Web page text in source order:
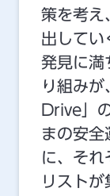
策を考え
出してい
発見に満
り組み
Drive」
まの安全
に、それ
リスト